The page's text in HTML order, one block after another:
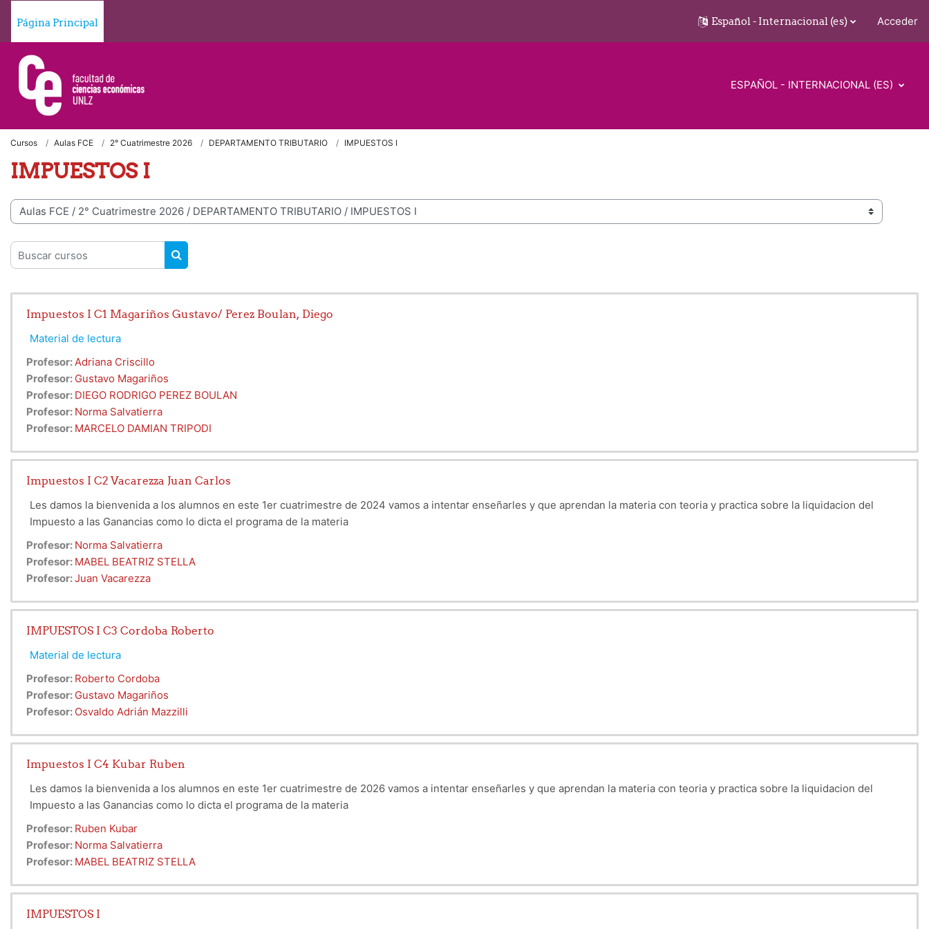
Página Principal
Español - Internacional ‎(es)‎ Acceder
ESPAÑOL - INTERNACIONAL ‎(ES)‎
Cursos Aulas FCE 2° Cuatrimestre 2026 DEPARTAMENTO TRIBUTARIO IMPUESTOS I
IMPUESTOS I
Buscar cursos
BUSCAR CURSOS
Impuestos I C1 Magariños Gustavo/ Perez Boulan, Diego
Material de lectura
Profesor:Adriana Criscillo
Profesor: Gustavo Magariños
Profesor: DIEGO RODRIGO PEREZ BOULAN
Profesor: Norma Salvatierra
Profesor: MARCELO DAMIAN TRIPODI
Impuestos I C2 Vacarezza Juan Carlos
Les damos la bienvenida a los alumnos en este 1er cuatrimestre de 2024 vamos a intentar enseñarles y que aprendan la materia con teoria y practica sobre la liquidacion del
Impuesto a las Ganancias como lo dicta el programa de la materia
Profesor: Norma Salvatierra
Profesor: MABEL BEATRIZ STELLA
Profesor:Juan Vacarezza
IMPUESTOS I C3 Cordoba Roberto
Material de lectura
Profesor: Roberto Cordoba
Profesor: Gustavo Magariños
Profesor: Osvaldo Adrián Mazzilli
Impuestos I C4 Kubar Ruben
Les damos la bienvenida a los alumnos en este 1er cuatrimestre de 2026 vamos a intentar enseñarles y que aprendan la materia con teoria y practica sobre la liquidacion del
Impuesto a las Ganancias como lo dicta el programa de la materia
Profesor: Ruben Kubar
Profesor: Norma Salvatierra
Profesor: MABEL BEATRIZ STELLA
IMPUESTOS I